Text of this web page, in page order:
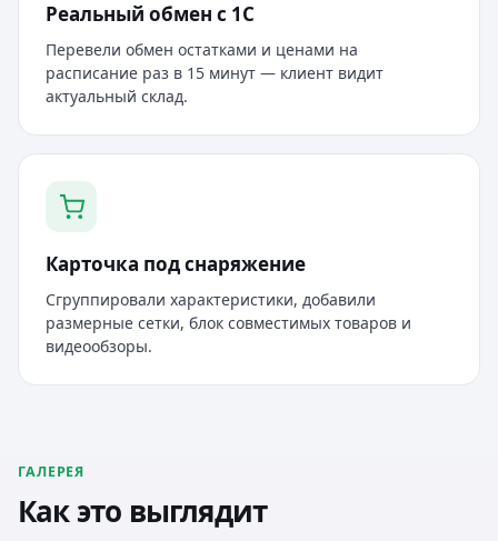
Реальный обмен с 1С
Перевели обмен остатками и ценами на
расписание раз в 15 минут — клиент видит
актуальный склад.
Карточка под снаряжение
Сгруппировали характеристики, добавили
размерные сетки, блок совместимых товаров и
видеообзоры.
ГАЛЕРЕЯ
Как это выглядит